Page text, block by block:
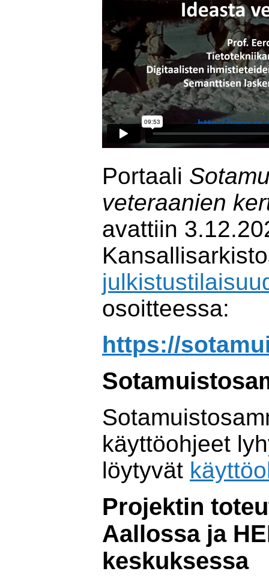
Portaali
veteraanien
avattiin
osoitteessa:
https://
käyttöohjeet
löytyvät
Projektin
Aallossa ja
keskuksessa